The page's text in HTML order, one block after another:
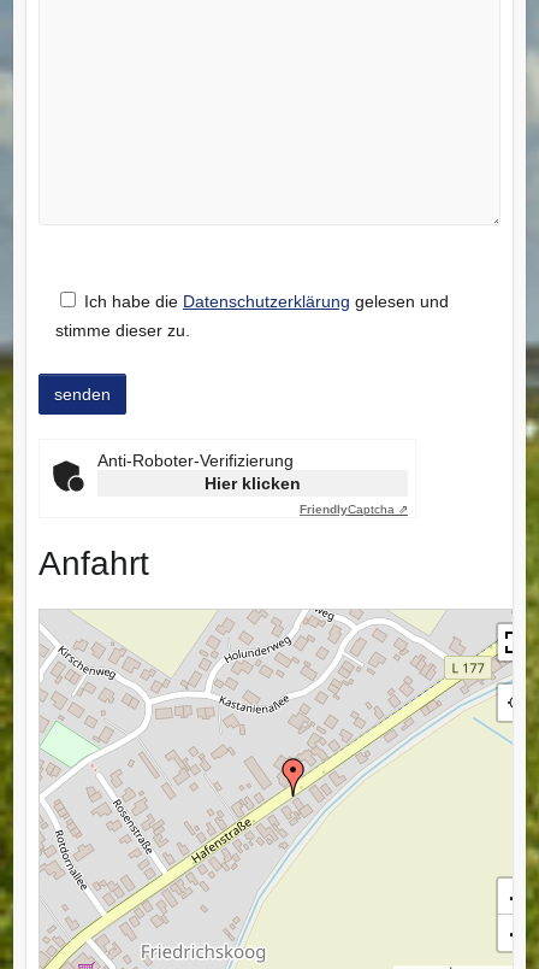
Ich habe die Datenschutzerklärung gelesen und
stimme dieser zu.
Anti-Roboter-Verifizierung
Hier klicken
FriendlyCaptcha ⇗
Anfahrt
+
−